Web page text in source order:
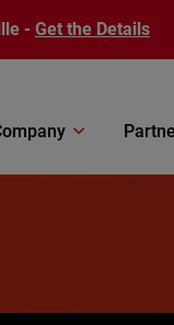
- Get the Details